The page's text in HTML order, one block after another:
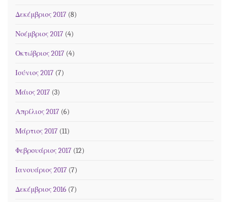
Δεκέμβριος 2017 (8)
Νοέμβριος 2017 (4)
Οκτώβριος 2017 (4)
Ιούνιος 2017 (7)
Μάιος 2017 (3)
Απρίλιος 2017 (6)
Μάρτιος 2017 (11)
Φεβρουάριος 2017 (12)
Ιανουάριος 2017 (7)
Δεκέμβριος 2016 (7)